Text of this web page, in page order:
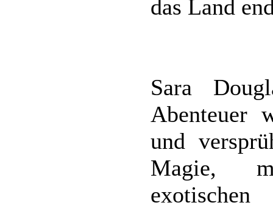
das Land
Sara
Abenteuer
und
Magie,
exotischen